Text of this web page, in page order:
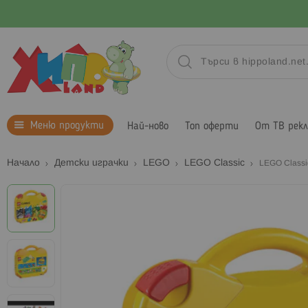
Меню продукти Най-ново Топ оферти От ТВ
Начало Детски играчки LEGO LEGO Classic LEGO
Преминете
към
края
на
галерията
изображенията